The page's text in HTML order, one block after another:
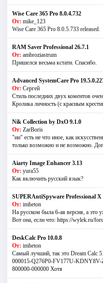
Wise Care 365 Pro 8.0.4.732
От: mike_123
Wise Care 365 Pro 8.0.5.733 released.
RAM Saver Professional 26.7.1
От: ambroziastrum
Пришелся весьма кстати. Спасибо.
Advanced SystemCare Pro
От: Сергей
Стиль последних двух коментов
Кролика личность (с красным
Nik Collection by DxO 9.1.0
От: ZarBoris
"ии" есть не что иное, как
только возможно и не возможно.
Aiarty Image Enhancer 3.13
От: yura55
Как включить русский язык?
SUPERAntiSpyware Professional X
От: imheton
На русском была 6-ая версия, а это
Вот она, если что: https://wylek.ru/
DeskCalc Pro 10.0.8
От: imheton
Самый лучший, так это Dream Calc
000015-Q276P0-FV177U-
800000-000000 Хотя